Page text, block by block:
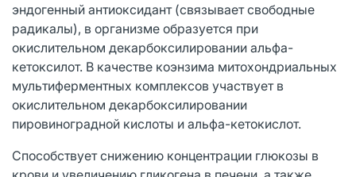
эндогенный антиоксидант (связывает свободные
радикалы), в организме образуется при
окислительном декарбоксилировании альфа-
кетоксилот. В качестве коэнзима митохондриальных
мультиферментных комплексов участвует в
окислительном декарбоксилировании
пировиноградной кислоты и альфа-кетокислот.
Способствует снижению концентрации глюкозы в